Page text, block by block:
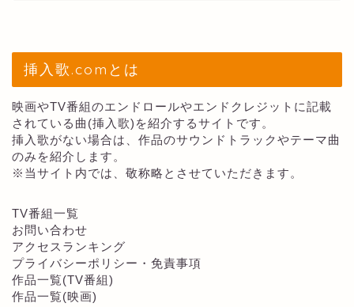
挿入歌.comとは
映画やTV番組のエンドロールやエンドクレジットに記載
されている曲(挿入歌)を紹介するサイトです。
挿入歌がない場合は、作品のサウンドトラックやテーマ曲
のみを紹介します。
※当サイト内では、敬称略とさせていただきます。
TV番組一覧
お問い合わせ
アクセスランキング
プライバシーポリシー・免責事項
作品一覧(TV番組)
作品一覧(映画)